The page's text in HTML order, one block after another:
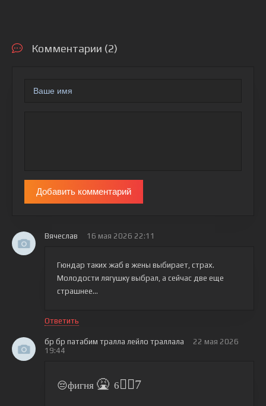
Комментарии (2)
Добавить комментарий
Вячеслав 16 мая 2026 22:11
Гюндар таких жаб в жены выбирает, страх.
Молодости лягушку выбрал, а сейчас две еще
страшнее...
Ответить
бр бр патабим тралла лейло траллала
22 мая 2026
19:44
😔фигня 🤮 6🤷‍♂7